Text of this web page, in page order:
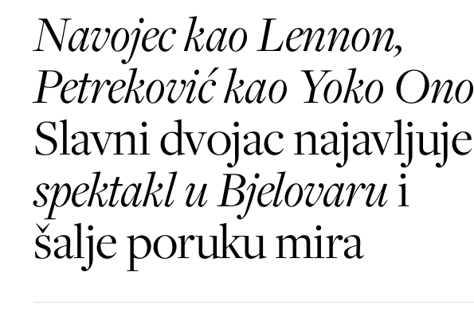
Navojec kao Lennon,
Petreković kao Yoko Ono
Slavni dvojac najavljuje
spektakl u Bjelovarui
šalje poruku mira